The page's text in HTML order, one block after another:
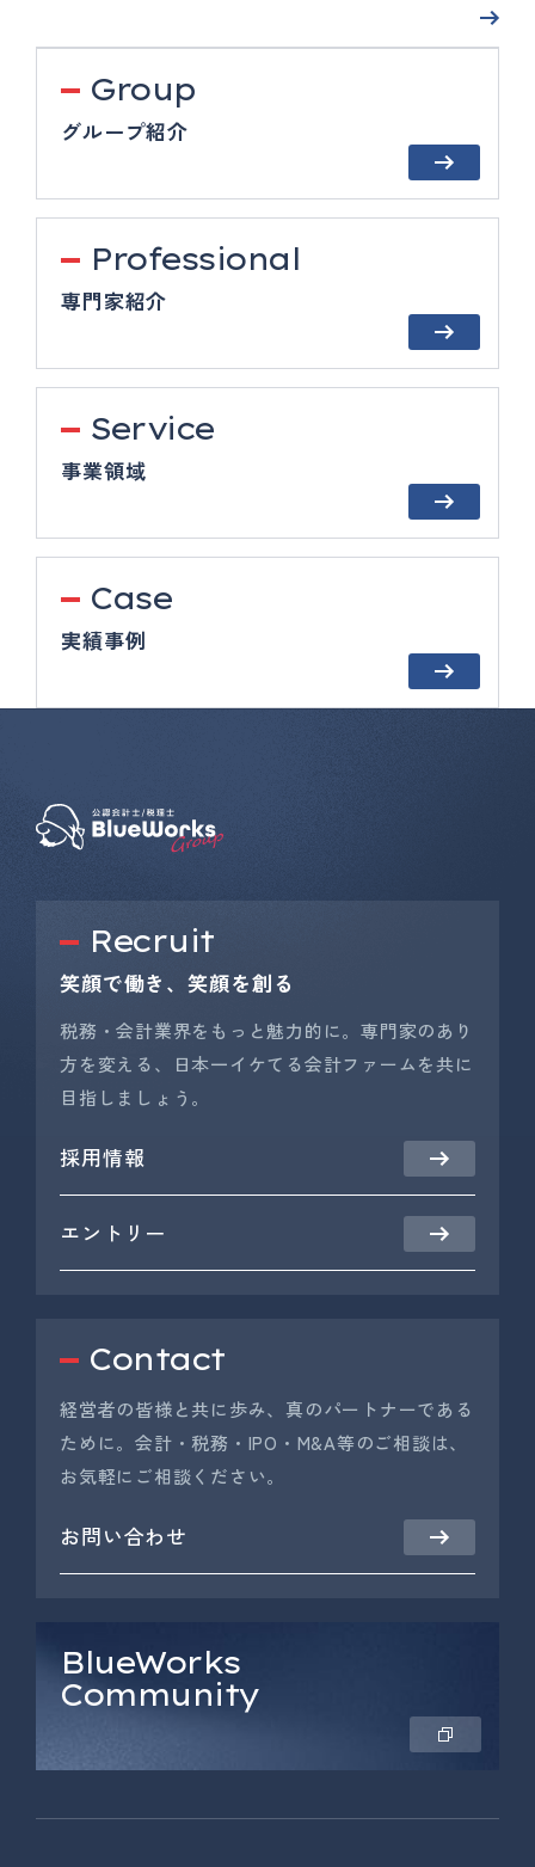
Group
グループ紹介
Professional
専門家紹介
Service
事業領域
Case
実績事例
Recruit
笑顔で働き、笑顔を創る
税務・会計業界をもっと魅力的に。専門家のあり
方を変える、日本一イケてる会計ファームを共に
目指しましょう。
採用情報
エントリー
Contact
経営者の皆様と共に歩み、真のパートナーである
ために。会計・税務・IPO・M&A等のご相談は、
お気軽にご相談ください。
お問い合わせ
BlueWorks
Community